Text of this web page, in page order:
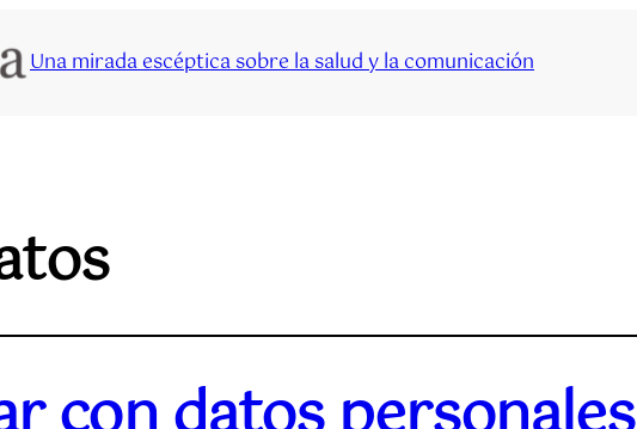
Una mirada escéptica sobre la salud y la comunicación